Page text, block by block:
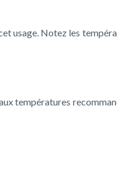
usage. Notez les
températures